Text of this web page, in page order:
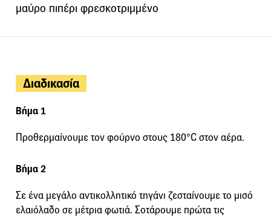
μαύρο πιπέρι φρεσκοτριμμένο
Διαδικασία
Βήμα 1
Προθερμαίνουμε τον φούρνο στους 180°C στον αέρα.
Βήμα 2
Σε ένα μεγάλο αντικολλητικό τηγάνι ζεσταίνουμε το μισό
ελαιόλαδο σε μέτρια φωτιά. Σοτάρουμε πρώτα τις